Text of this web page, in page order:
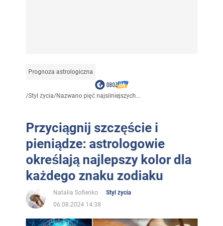
Prognoza astrologiczna
/Styl życia/Nazwano pięć najsilniejszych...
Przyciągnij szczęście i
pieniądze: astrologowie
określają najlepszy kolor dla
każdego znaku zodiaku
Natalia Sofienko
Styl życia
06.08.2024 14:38